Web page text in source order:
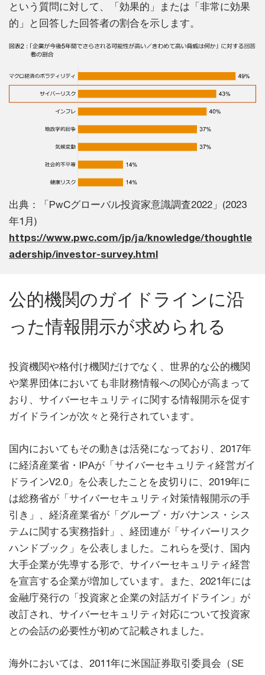
という質問に対して、「効果的」または「非常に効果
的」と回答した回答者の割合を示します。
出典：「PwCグローバル投資家意識調査2022」(2023
年1月)
https://www.pwc.com/jp/ja/knowledge/thoughtle
adership/investor-survey.html
公的機関のガイドラインに沿
った情報開示が求められる
投資機関や格付け機関だけでなく、世界的な公的機関
や業界団体においても非財務情報への関心が高まって
おり、サイバーセキュリティに関する情報開示を促す
ガイドラインが次々と発行されています。
国内においてもその動きは活発になっており、2017年
に経済産業省・IPAが「サイバーセキュリティ経営ガイ
ドラインV2.0」を公表したことを皮切りに、2019年に
は総務省が「サイバーセキュリティ対策情報開示の手
引き」、経済産業省が「グループ・ガバナンス・シス
テムに関する実務指針」、経団連が「サイバーリスク
ハンドブック」を公表しました。これらを受け、国内
大手企業が先導する形で、サイバーセキュリティ経営
を宣言する企業が増加しています。また、2021年には
金融庁発行の「投資家と企業の対話ガイドライン」が
改訂され、サイバーセキュリティ対応について投資家
との会話の必要性が初めて記載されました。
海外においては、2011年に米国証券取引委員会（SE